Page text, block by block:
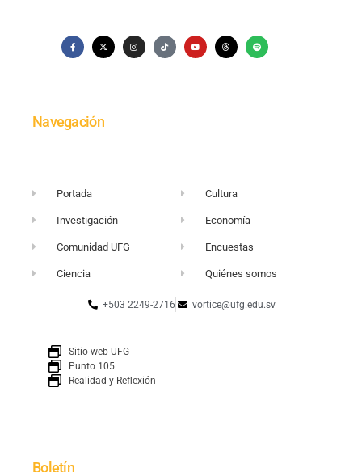
Navegación
Portada
Investigación
Comunidad UFG
Ciencia
Cultura
Economía
Encuestas
Quiénes somos
+503 2249-2716 vortice@ufg.edu.sv
Sitio web UFG
Punto 105
Realidad y Reflexión
Boletín